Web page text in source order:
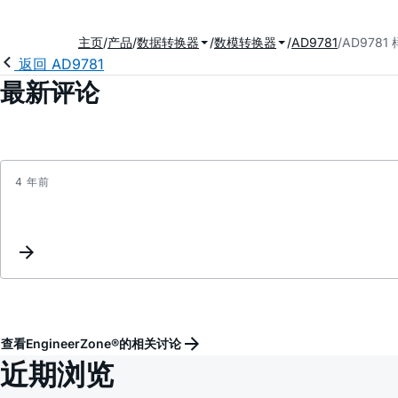
主页 产品 数据转换器 数模转换器 AD9781 AD9781
返回 AD9781
最新评论
4 年前
查看EngineerZone®的相关讨论
近期浏览